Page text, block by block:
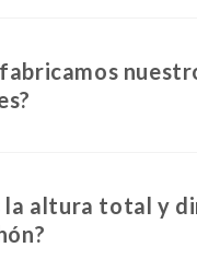
la altura total y